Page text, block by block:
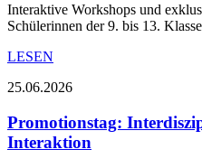
Interaktive Workshops und
Schülerinnen der 9. bis 13.
LESEN
25.06.2026
Promotionstag:
Interaktion